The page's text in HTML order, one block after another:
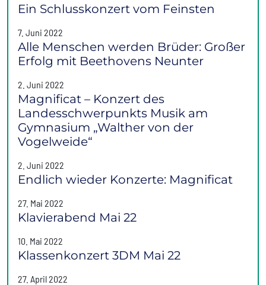
Ein Schlusskonzert vom Feinsten
7. Juni 2022
Alle Menschen werden Brüder: Großer
Erfolg mit Beethovens Neunter
2. Juni 2022
Magnificat – Konzert des
Landesschwerpunkts Musik am
Gymnasium „Walther von der
Vogelweide“
2. Juni 2022
Endlich wieder Konzerte: Magnificat
27. Mai 2022
Klavierabend Mai 22
10. Mai 2022
Klassenkonzert 3DM Mai 22
27. April 2022